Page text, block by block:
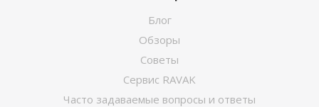
Блог
Обзоры
Советы
Сервис RAVAK
Часто задаваемые вопросы и ответы